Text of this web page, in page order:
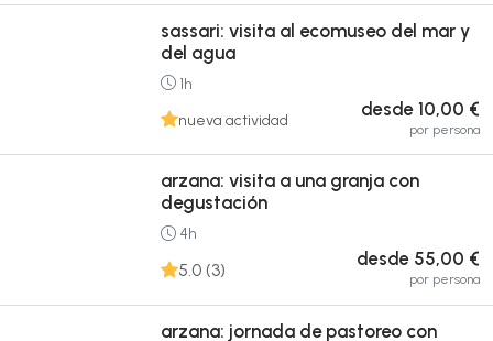
sassari: visita al ecomuseo del mar y
del agua
1h
nueva actividad
desde 10,00 €
por persona
arzana: visita a una granja con
degustación
4h
5.0 (3) desde 55,00 €
por persona
arzana: jornada de pastoreo con